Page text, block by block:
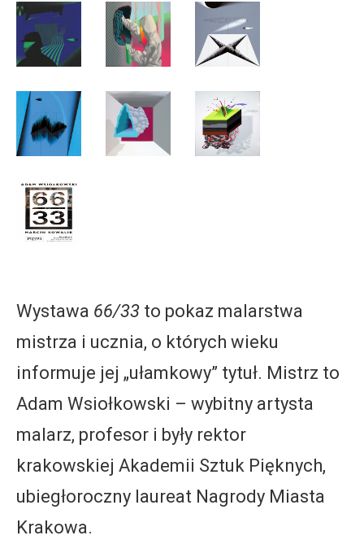
Wystawa 66/33 to pokaz malarstwa
mistrza i ucznia, o których wieku
informuje jej „ułamkowy” tytuł. Mistrz to
Adam Wsiołkowski – wybitny artysta
malarz, profesor i były rektor
krakowskiej Akademii Sztuk Pięknych,
ubiegłoroczny laureat Nagrody Miasta
Krakowa.